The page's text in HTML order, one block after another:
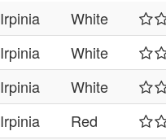
Irpinia
White
Irpinia
White
Irpinia
White
Irpinia
Red